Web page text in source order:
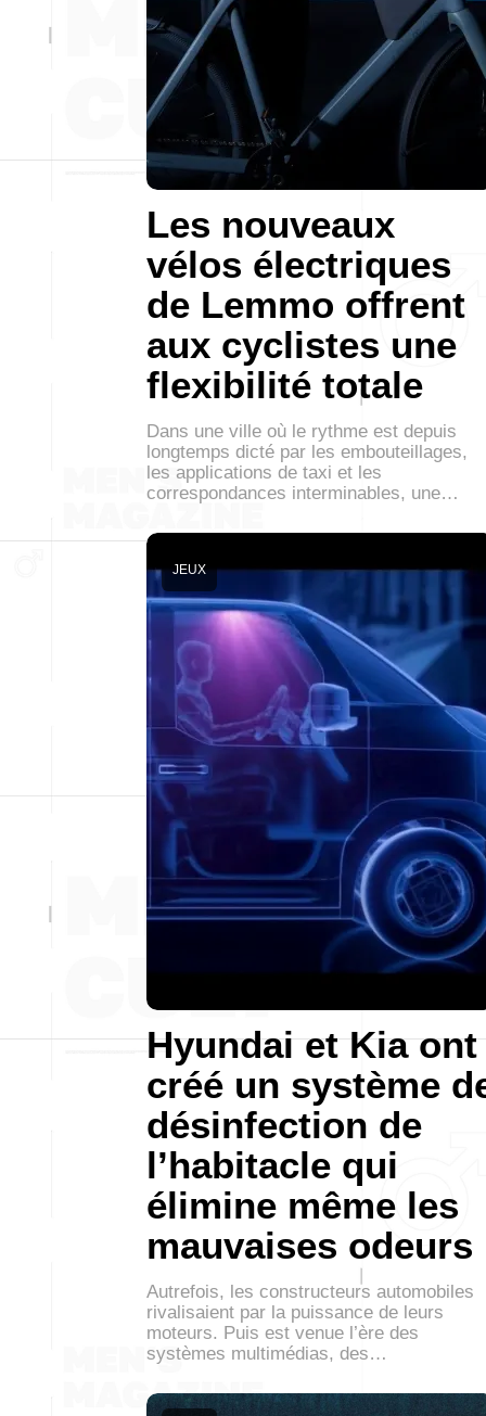
Les nouveaux
vélos électriques
de Lemmo offrent
aux cyclistes une
flexibilité totale
Dans une ville où le rythme est depuis
longtemps dicté par les embouteillages,
les applications de taxi et les
correspondances interminables, une…
Hyundai et Kia ont
créé un système
désinfection de
l’habitacle qui
élimine même les
mauvaises odeurs
JEUX
Autrefois, les constructeurs automobiles
rivalisaient par la puissance de leurs
moteurs. Puis est venue l’ère des
systèmes multimédias, des…